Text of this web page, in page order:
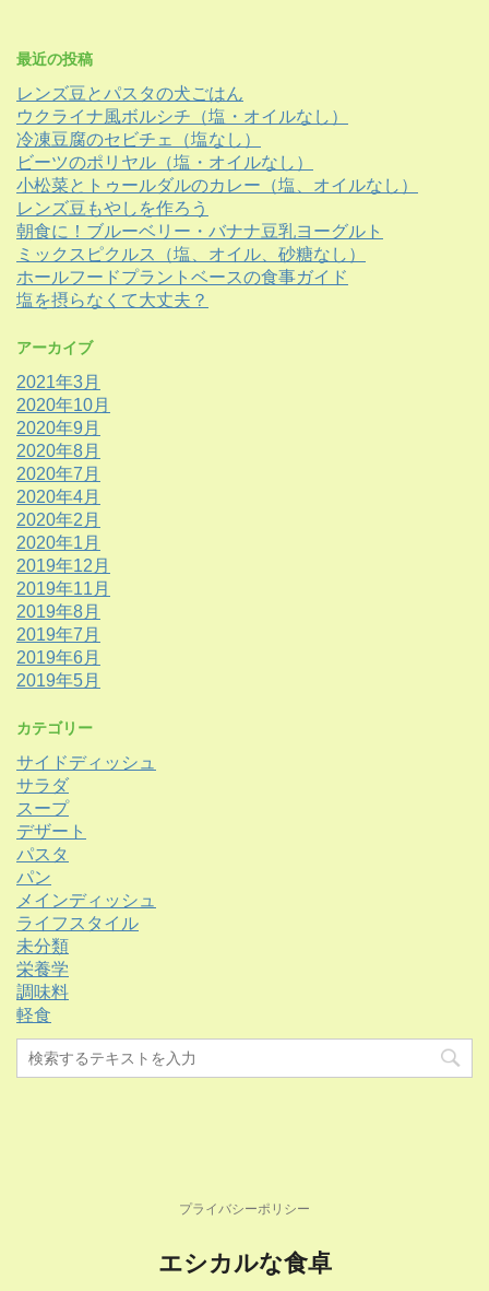
最近の投稿
レンズ豆とパスタの犬ごはん
ウクライナ風ボルシチ（塩・オイルなし）
冷凍豆腐のセビチェ（塩なし）
ビーツのポリヤル（塩・オイルなし）
小松菜とトゥールダルのカレー（塩、オイルなし）
レンズ豆もやしを作ろう
朝食に！ブルーベリー・バナナ豆乳ヨーグルト
ミックスピクルス（塩、オイル、砂糖なし）
ホールフードプラントベースの食事ガイド
塩を摂らなくて大丈夫？
アーカイブ
2021年3月
2020年10月
2020年9月
2020年8月
2020年7月
2020年4月
2020年2月
2020年1月
2019年12月
2019年11月
2019年8月
2019年7月
2019年6月
2019年5月
カテゴリー
サイドディッシュ
サラダ
スープ
デザート
パスタ
パン
メインディッシュ
ライフスタイル
未分類
栄養学
調味料
軽食
プライバシーポリシー
エシカルな食卓